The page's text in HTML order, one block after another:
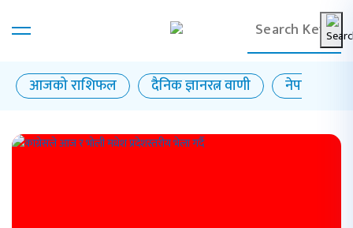
आजको राशिफल दैनिक ज्ञानरत्न वाणी नेपाल राष्ट्र